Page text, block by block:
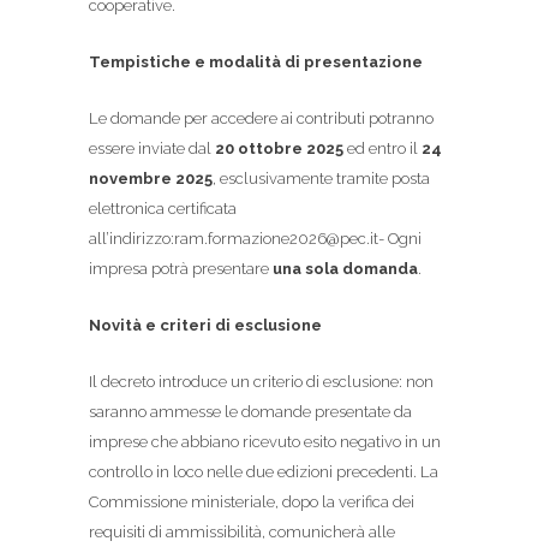
cooperative.
Tempistiche e modalità di presentazione
Le domande per accedere ai contributi potranno
essere inviate dal 20 ottobre 2025 ed entro il 24
novembre 2025, esclusivamente tramite posta
elettronica certificata
all’indirizzo:ram.formazione2026@pec.it- Ogni
impresa potrà presentare una sola domanda.
Novità e criteri di esclusione
Il decreto introduce un criterio di esclusione: non
saranno ammesse le domande presentate da
imprese che abbiano ricevuto esito negativo in un
controllo in loco nelle due edizioni precedenti. La
Commissione ministeriale, dopo la verifica dei
requisiti di ammissibilità, comunicherà alle